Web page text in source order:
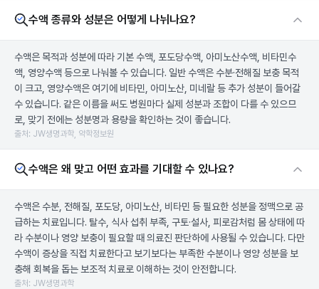
수액 종류와 성분은 어떻게 나뉘나요?
수액은 목적과 성분에 따라 기본 수액, 포도당수액, 아미노산수액, 비타민수
액, 영양수액 등으로 나눠볼 수 있습니다. 일반 수액은 수분·전해질 보충 목적
이 크고, 영양수액은 여기에 비타민, 아미노산, 미네랄 등 추가 성분이 들어갈
수 있습니다. 같은 이름을 써도 병원마다 실제 성분과 조합이 다를 수 있으므
로, 맞기 전에는 성분명과 용량을 확인하는 것이 좋습니다.
출처: JW생명과학, 약학정보원
수액은 왜 맞고 어떤 효과를 기대할 수 있나요?
수액은 수분, 전해질, 포도당, 아미노산, 비타민 등 필요한 성분을 정맥으로 공
급하는 치료입니다. 탈수, 식사 섭취 부족, 구토·설사, 피로감처럼 몸 상태에 따
라 수분이나 영양 보충이 필요할 때 의료진 판단하에 사용될 수 있습니다. 다만
수액이 증상을 직접 치료한다고 보기보다는 부족한 수분이나 영양 성분을 보
충해 회복을 돕는 보조적 치료로 이해하는 것이 안전합니다.
출처: JW생명과학